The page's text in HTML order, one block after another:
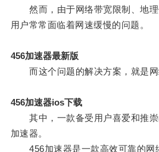
然而，由于网络带宽限制、地理
用户常常面临着网速缓慢的问题。
456加速器最新版
而这个问题的解决方案，就是网
456加速器ios下载
其中，一款备受用户喜爱和推崇
加速器。
456加速器是一款高效可靠的网